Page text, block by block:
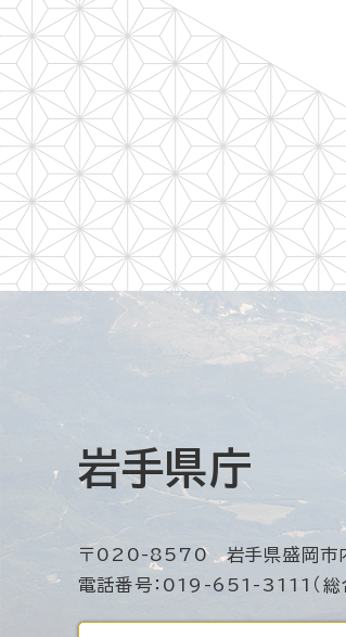
岩手県庁
〒020-8570 岩手県盛岡市
電話番号：019-651-3111（総